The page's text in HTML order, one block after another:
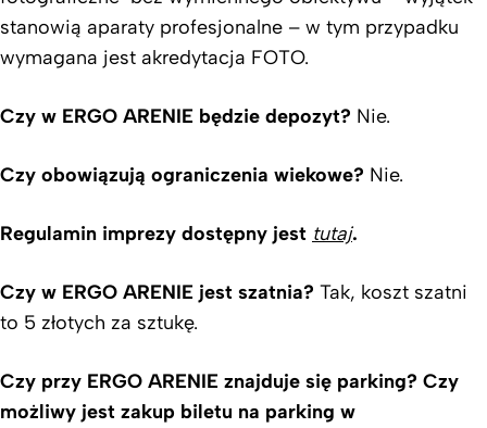
stanowią aparaty profesjonalne – w tym przypadku
wymagana jest akredytacja FOTO.
Czy w ERGO ARENIE będzie depozyt? Nie.
Czy obowiązują ograniczenia wiekowe? Nie.
Regulamin imprezy dostępny jest tutaj.
Czy w ERGO ARENIE jest szatnia? Tak, koszt szatni
to 5 złotych za sztukę.
Czy przy ERGO ARENIE znajduje się parking? Czy
możliwy jest zakup biletu na parking w